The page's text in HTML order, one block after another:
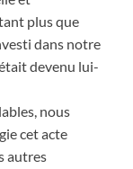
plus que
dans notre
devenu lui-
nous
cet acte
autres